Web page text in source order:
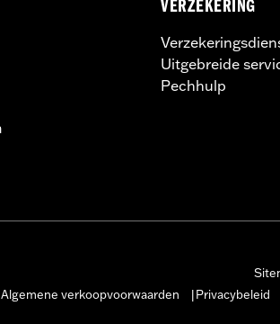
VERZEKERING
Uitgebreide
Pechhulp
Algemene verkoopvoorwaarden Privacybeleid